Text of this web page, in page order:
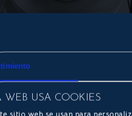
WEB USA COOKIES
sitio web se usan para